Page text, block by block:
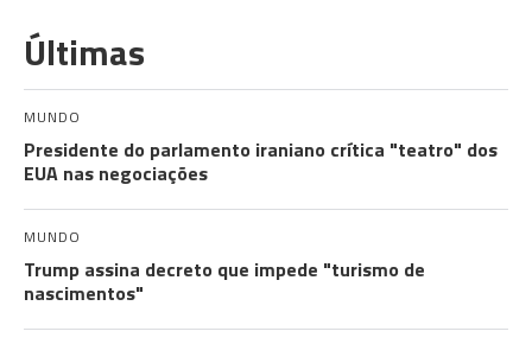
Últimas
MUNDO
Presidente do parlamento iraniano crítica "teatro" dos
EUA nas negociações
MUNDO
Trump assina decreto que impede "turismo de
nascimentos"